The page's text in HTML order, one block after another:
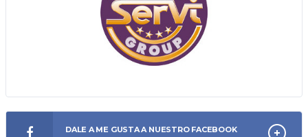
DALE A ME GUSTA A NUESTRO FACEBOOK